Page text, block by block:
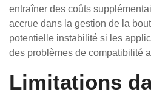
entraîner des coûts
accrue dans la gestion de la
potentielle instabilité si les
des problèmes de compatibilité
Limitations